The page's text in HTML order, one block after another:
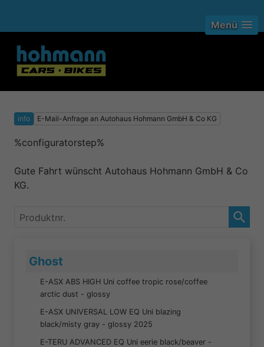
Menü
info E-Mail-Anfrage an Autohaus Hohmann GmbH & Co KG
%configuratorstep%
Gute Fahrt wünscht Autohaus Hohmann GmbH & Co
KG.
Produktnr.
Ghost
E-ASX ABS HIGH Uni coffee tropic rose/coffee
arctic dust - glossy
E-ASX UNIVERSAL LOW EQ Uni blazing
black/misty gray - glossy 2025
E-TERU ADVANCED EQ Uni eerie black/beaver -